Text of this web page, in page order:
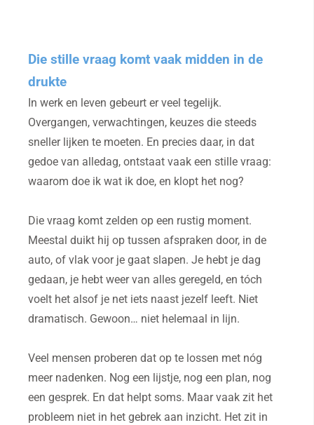
Die stille vraag komt vaak midden in de
drukte
In werk en leven gebeurt er veel tegelijk.
Overgangen, verwachtingen, keuzes die steeds
sneller lijken te moeten. En precies daar, in dat
gedoe van alledag, ontstaat vaak een stille vraag:
waarom doe ik wat ik doe, en klopt het nog?
Die vraag komt zelden op een rustig moment.
Meestal duikt hij op tussen afspraken door, in de
auto, of vlak voor je gaat slapen. Je hebt je dag
gedaan, je hebt weer van alles geregeld, en tóch
voelt het alsof je net iets naast jezelf leeft. Niet
dramatisch. Gewoon… niet helemaal in lijn.
Veel mensen proberen dat op te lossen met nóg
meer nadenken. Nog een lijstje, nog een plan, nog
een gesprek. En dat helpt soms. Maar vaak zit het
probleem niet in het gebrek aan inzicht. Het zit in